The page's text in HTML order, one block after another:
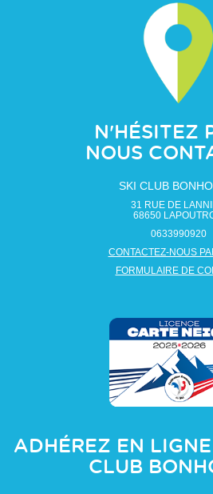
N'HÉSITEZ
NOUS
SKI CLUB
31 RUE DE
68650
0633990920
CONTACTEZ-NOUS
FORMULAIRE DE
ADHÉREZ EN
CLUB